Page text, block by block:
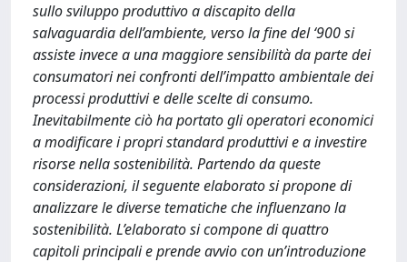
sullo sviluppo produttivo a discapito della
salvaguardia dell’ambiente, verso la fine del ‘900 si
assiste invece a una maggiore sensibilità da parte dei
consumatori nei confronti dell’impatto ambientale dei
processi produttivi e delle scelte di consumo.
Inevitabilmente ciò ha portato gli operatori economici
a modificare i propri standard produttivi e a investire
risorse nella sostenibilità. Partendo da queste
considerazioni, il seguente elaborato si propone di
analizzare le diverse tematiche che influenzano la
sostenibilità. L’elaborato si compone di quattro
capitoli principali e prende avvio con un’introduzione